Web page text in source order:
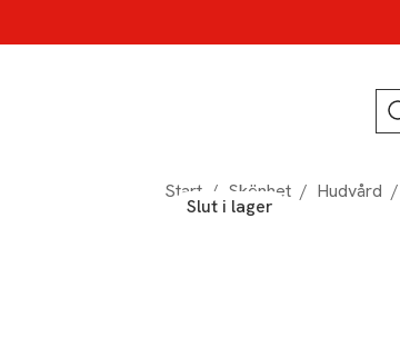
Start / Skönhet / Hudvård /
Slut i lager